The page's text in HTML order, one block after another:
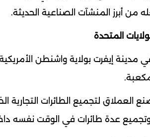
من أبرز المنشآت الصناعية الحديثة.
مدينة إيفرت بولاية واشنطن
العملاق لتجميع الطائرات
وتجميع عدة طائرات في الوقت نفسه